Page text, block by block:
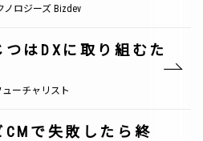
ロジーズ Bizdev
はDXに取り組むた
ーチャリスト
で失敗したら終